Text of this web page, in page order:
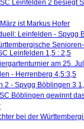
Leinfelden 2 besiegt
ist Markus Hofer
Leinfelden - Spvgg
Leinfelden 1,5 : 2,5
am 25.
- Herrenberg 4,5:3,5
2 - Spvgg Böblingen 3
Böblingen gewinnt
bei der